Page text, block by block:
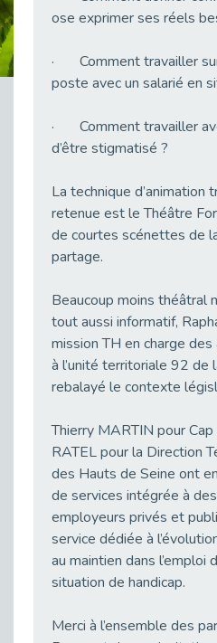
Publié le 13/04/2026
Publié le 13/04/2026
Publié le 11/04/2026
Publié le 11/04/2026
Publié le 11/04/2026
Publié le 07/04/2026
Publié le 03/04/2026
Publié le 31/03/2026
Publié le 31/03/2026
Publié le 30/03/2026
ose exprimer ses réels
· Comment travailler
poste avec un salarié en
· Comment travailler
d’être stigmatisé ?
La technique d’animation
retenue est le Théâtre
de courtes scénettes de
partage.
Beaucoup moins théâtral
tout aussi informatif,
mission TH en charge
à l’unité territoriale 92 de
rebalayé le contexte
Thierry MARTIN pour
RATEL pour la Direction
des Hauts de Seine ont
de services intégrée à
employeurs privés et
service dédiée à
au maintien dans l’emploi
situation de handicap.
Merci à l’ensemble des